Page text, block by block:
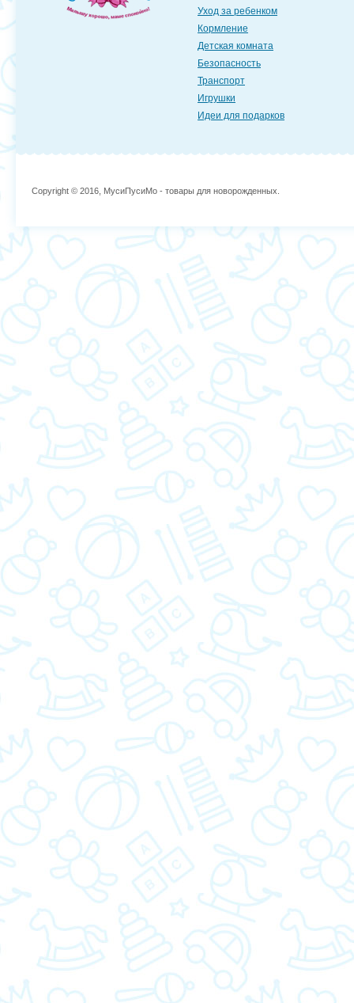
Уход за ребенком
Кормление
Детская комната
Безопасность
Транспорт
Игрушки
Идеи для подарков
Copyright © 2016, МусиПусиМо - товары для новорожденных.